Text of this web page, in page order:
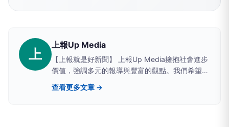
上
上報Up Media
【上報就是好新聞】 上報Up Media擁抱社會進步
價值，強調多元的報導與豐富的觀點。我們希望提
供讀者具有深度、廣度的原生新聞。
查看更多文章 →